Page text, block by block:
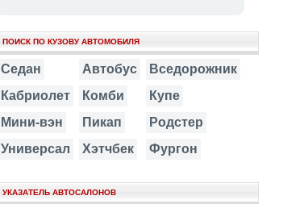
ПОИСК ПО КУЗОВУ АВТОМОБИЛЯ
Седан Автобус
Вседорожник
Кабриолет
Комби
Купе
Мини-вэн
Пикап
Родстер
Универсал
Хэтчбек Фургон
УКАЗАТЕЛЬ АВТОСАЛОНОВ